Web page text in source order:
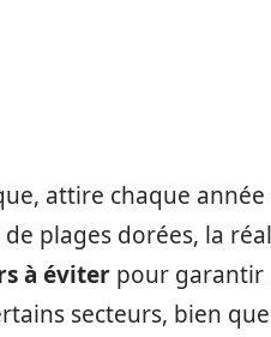
attire chaque
plages dorées, la
à éviter pour garantir
secteurs, bien